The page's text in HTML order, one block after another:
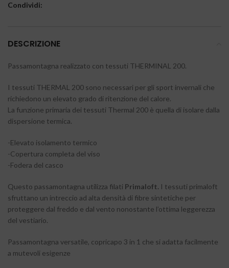
Condividi:
DESCRIZIONE
Passamontagna realizzato con tessuti THERMINAL 200.
I tessuti THERMAL 200 sono necessari per gli sport invernali che
richiedono un elevato grado di ritenzione del calore.
La funzione primaria dei tessuti Thermal 200 è quella di isolare dalla
dispersione termica.
-Elevato isolamento termico
-Copertura completa del viso
-Fodera del casco
Questo passamontagna utilizza filati Primaloft. I tessuti primaloft
sfruttano un intreccio ad alta densità di fibre sintetiche per
proteggere dal freddo e dal vento nonostante l’ottima leggerezza
del vestiario.
Passamontagna versatile, copricapo 3 in 1 che si adatta facilmente
a mutevoli esigenze